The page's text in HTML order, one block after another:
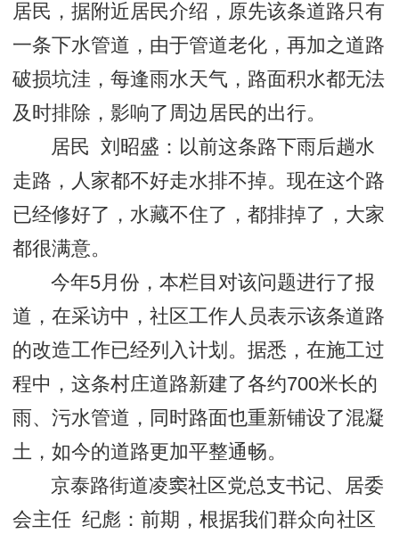
居民，据附近居民介绍，原先该条道路只有
一条下水管道，由于管道老化，再加之道路
破损坑洼，每逢雨水天气，路面积水都无法
及时排除，影响了周边居民的出行。
居民 刘昭盛：以前这条路下雨后趟水
走路，人家都不好走水排不掉。现在这个路
已经修好了，水藏不住了，都排掉了，大家
都很满意。
今年5月份，本栏目对该问题进行了报
道，在采访中，社区工作人员表示该条道路
的改造工作已经列入计划。据悉，在施工过
程中，这条村庄道路新建了各约700米长的
雨、污水管道，同时路面也重新铺设了混凝
土，如今的道路更加平整通畅。
京泰路街道凌窦社区党总支书记、居委
会主任 纪彪：前期，根据我们群众向社区